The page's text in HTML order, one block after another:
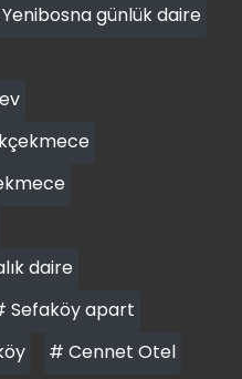
günlük daire
daire
Sefaköy apart
# Cennet Otel